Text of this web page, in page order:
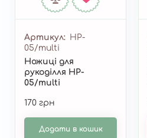
Артикул
НP-
05/multi
Ножиці для
рукоділля НP-
05/multi
170 грн
Додати в кошик